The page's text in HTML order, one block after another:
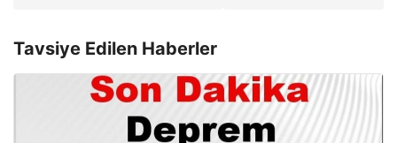
Tavsiye Edilen Haberler